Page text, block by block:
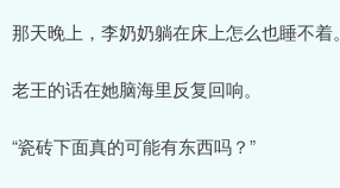
那天晚上，李奶奶躺在床上怎么也睡不着。
老王的话在她脑海里反复回响。
“瓷砖下面真的可能有东西吗？”